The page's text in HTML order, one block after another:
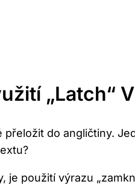
„Latch“
do angličtiny.
použití výrazu